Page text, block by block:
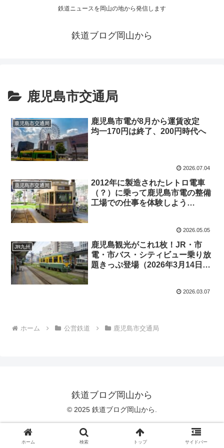
鉄道ニュースを岡山の地から発信します
鉄道ブログ岡山から
鹿児島市交通局
鹿児島市交通局
鹿児島市電が8月から運賃改定
均一170円は終了、200円時代へ
2026.07.04
鹿児島市交通局
2012年に製造されたレトロ電車
（？）に乗って鹿児島市電の整備
工場での仕事を体験しよう
2026.05.05
JR九州
鹿児島観光がこれ1枚！JR・市
電・市バス・シティビュー乗り放
題きっぷ登場（2026年3月14日
2026.03.07
ホーム 公営鉄道 鹿児島市交通局
鉄道ブログ岡山から
© 2025 鉄道ブログ岡山から.
ホーム 検索 トップ サイドバー